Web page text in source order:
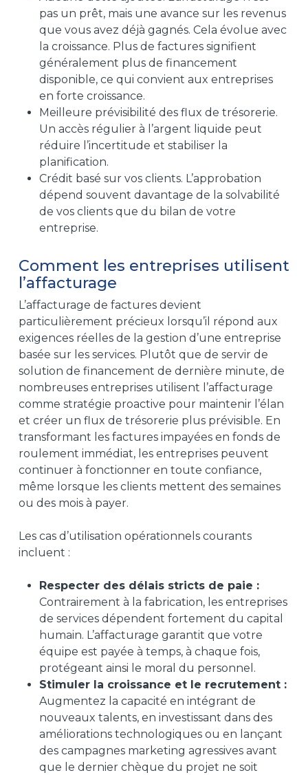
pas un prêt, mais une avance sur les revenus
que vous avez déjà gagnés. Cela évolue avec
la croissance. Plus de factures signifient
généralement plus de financement
disponible, ce qui convient aux entreprises
en forte croissance.
Meilleure prévisibilité des flux de trésorerie.
Un accès régulier à l’argent liquide peut
réduire l’incertitude et stabiliser la
planification.
Crédit basé sur vos clients. L’approbation
dépend souvent davantage de la solvabilité
de vos clients que du bilan de votre
entreprise.
Comment les entreprises utilisent
l’affacturage
L’affacturage de factures devient
particulièrement précieux lorsqu’il répond aux
exigences réelles de la gestion d’une entreprise
basée sur les services. Plutôt que de servir de
solution de financement de dernière minute, de
nombreuses entreprises utilisent l’affacturage
comme stratégie proactive pour maintenir l’élan
et créer un flux de trésorerie plus prévisible. En
transformant les factures impayées en fonds de
roulement immédiat, les entreprises peuvent
continuer à fonctionner en toute confiance,
même lorsque les clients mettent des semaines
ou des mois à payer.
Les cas d’utilisation opérationnels courants
incluent :
Respecter des délais stricts de paie :
Contrairement à la fabrication, les entreprises
de services dépendent fortement du capital
humain. L’affacturage garantit que votre
équipe est payée à temps, à chaque fois,
protégeant ainsi le moral du personnel.
Stimuler la croissance et le recrutement :
Augmentez la capacité en intégrant de
nouveaux talents, en investissant dans des
améliorations technologiques ou en lançant
des campagnes marketing agressives avant
que le dernier chèque du projet ne soit